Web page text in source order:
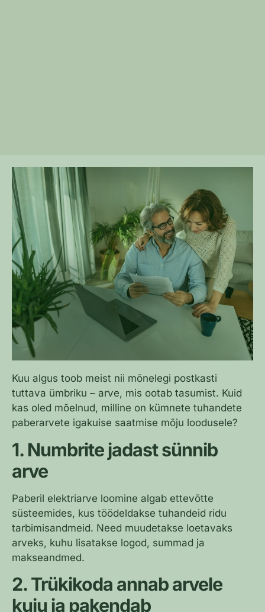
Kuu algus toob meist nii mõnelegi postkasti
tuttava ümbriku – arve, mis ootab tasumist. Kuid
kas oled mõelnud, milline on kümnete tuhandete
paberarvete igakuise saatmise mõju loodusele?
1. Numbrite jadast sünnib
arve
Paberil elektriarve loomine algab ettevõtte
süsteemides, kus töödeldakse tuhandeid ridu
tarbimisandmeid. Need muudetakse loetavaks
arveks, kuhu lisatakse logod, summad ja
makseandmed.
2. Trükikoda annab arvele
kuju ja pakendab